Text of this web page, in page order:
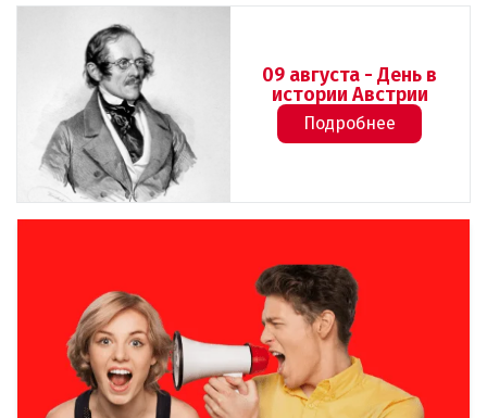
09 августа - День в
истории Австрии
Подробнее